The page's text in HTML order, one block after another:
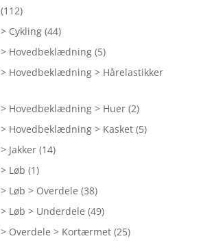
(112)
Cykling (44)
Hovedbeklædning (5)
Hovedbeklædning > Hårelastikker
Hovedbeklædning > Huer (2)
Hovedbeklædning > Kasket (5)
Jakker (14)
Løb (1)
Løb > Overdele (38)
Løb > Underdele (49)
Overdele > Kortærmet (25)